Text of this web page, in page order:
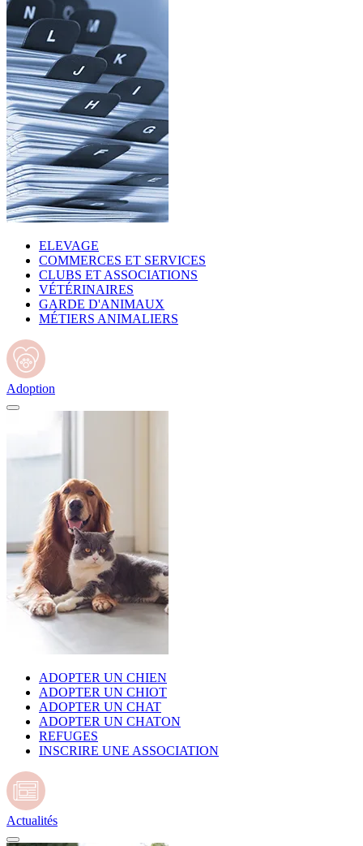
ELEVAGE
COMMERCES ET SERVICES
CLUBS ET ASSOCIATIONS
VÉTÉRINAIRES
GARDE D'ANIMAUX
MÉTIERS ANIMALIERS
Adoption
ADOPTER UN CHIEN
ADOPTER UN CHIOT
ADOPTER UN CHAT
ADOPTER UN CHATON
REFUGES
INSCRIRE UNE ASSOCIATION
Actualités